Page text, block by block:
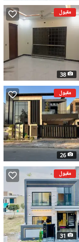
مقبول
38
مقبول
26
مقبول
31